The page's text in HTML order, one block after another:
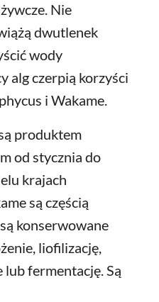
Nie
dwutlenek
wody
alg czerpią korzyści
i Wakame.
produktem
od stycznia do
krajach
są częścią
konserwowane
liofilizację,
lub fermentację. Są